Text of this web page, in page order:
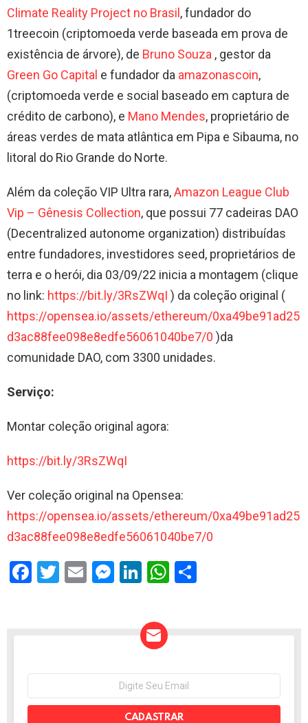
Climate Reality Project no Brasil, fundador do
1treecoin (criptomoeda verde baseada em prova de
existência de árvore), de Bruno Souza , gestor da
Green Go Capital e fundador da amazonascoin,
(criptomoeda verde e social baseado em captura de
crédito de carbono), e Mano Mendes, proprietário de
áreas verdes de mata atlântica em Pipa e Sibauma, no
litoral do Rio Grande do Norte.
Além da coleção VIP Ultra rara,Amazon League Club
Vip – Gênesis Collection, que possui 77 cadeiras DAO
(Decentralized autonome organization) distribuídas
entre fundadores, investidores seed, proprietários de
terra e o herói, dia 03/09/22 inicia a montagem (clique
no link: https://bit.ly/3RsZWqI ) da coleção original (
https://opensea.io/assets/ethereum/0xa49be91ad25
d3ac88fee098e8edfe56061040be7/0 )da
comunidade DAO, com 3300 unidades.
Serviço:
Montar coleção original agora:
https://bit.ly/3RsZWqI
Ver coleção original na Opensea:
https://opensea.io/assets/ethereum/0xa49be91ad25
d3ac88fee098e8edfe56061040be7/0
F
o
k
T
E
M
er
Li
ke
dI
W
p
p
NEWSLETTER
mail: